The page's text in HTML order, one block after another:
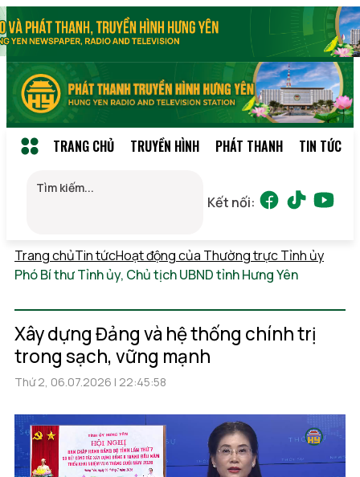
TRANG CHỦ TRUYỀN HÌNH PHÁT THANH TIN TỨC
Kết nối:
Trang chủTin tứcHoạt động của Thường trực Tỉnh ủy
Phó Bí thư Tỉnh ủy, Chủ tịch UBND tỉnh Hưng Yên
Xây dựng Đảng và hệ thống chính trị
trong sạch, vững mạnh
Thứ 2, 06.07.2026 | 22:45:58